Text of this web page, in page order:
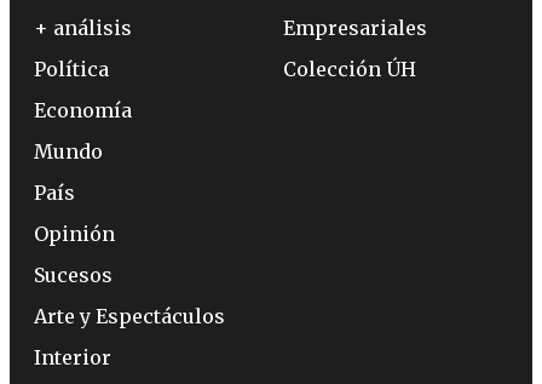
+ análisis
Política
Economía
Mundo
País
Opinión
Sucesos
Arte y Espectáculos
Interior
Empresariales
Colección ÚH